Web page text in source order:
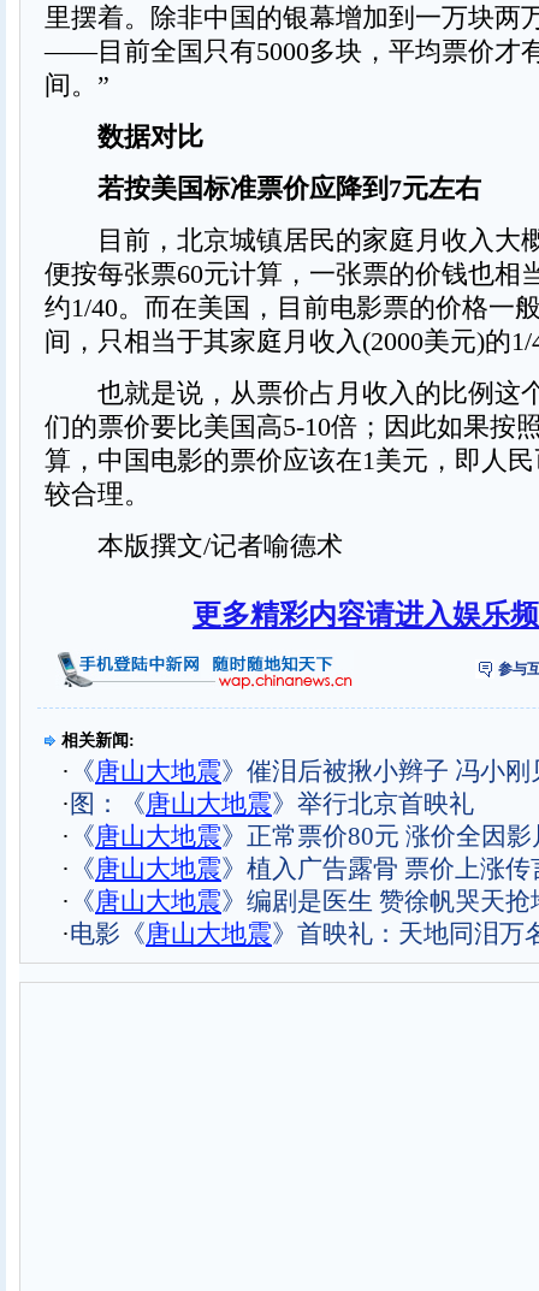
里摆着。除非中国的银幕增加到一万块两
——目前全国只有5000多块，平均票价才
间。”
数据对比
若按美国标准票价应降到7元左右
目前，北京城镇居民的家庭月收入大
便按每张票60元计算，一张票的价钱也相
约1/40。而在美国，目前电影票的价格一
间，只相当于其家庭月收入(2000美元)的1/
也就是说，从票价占月收入的比例这
们的票价要比美国高5-10倍；因此如果按
算，中国电影的票价应该在1美元，即人
较合理。
本版撰文/记者喻德术
更多精彩内容请进入娱乐
参与
相关新闻:
· 《唐山大地震》催泪后被揪小辫子 冯小刚
· 图：《唐山大地震》举行北京首映礼
· 《唐山大地震》正常票价80元 涨价全因
· 《唐山大地震》植入广告露骨 票价上涨传
· 《唐山大地震》编剧是医生 赞徐帆哭天抢
·电影《唐山大地震》首映礼：天地同泪万